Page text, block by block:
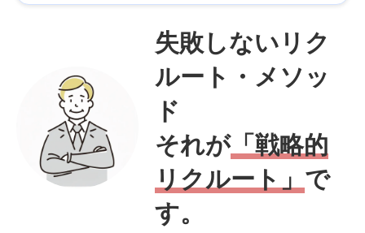
失敗しないリク
ルート・メソッ
ド
それが「戦略的
リクルート」 で
す。